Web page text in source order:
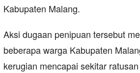
Kabupaten Malang.
Aksi dugaan penipuan tersebut
beberapa warga Kabupaten
kerugian mencapai sekitar